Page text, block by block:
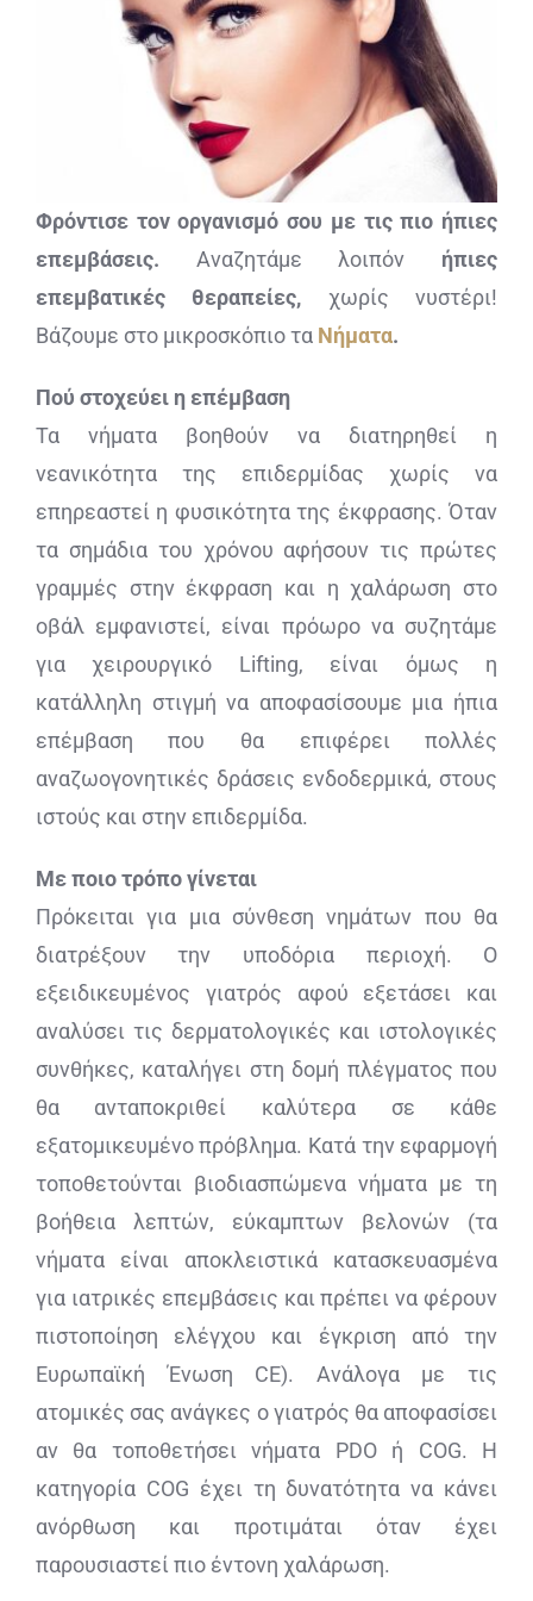
ΔΙΑΓΝΩΣΤΙΚΕΣ ΑΝΑΛΥΣΕΙΣ
BLOG
ΕΠΙΚΟΙΝΩΝΙΑ
Φρόντισε τον οργανισμό σου με τις πιο ήπιες
επεμβάσεις. Αναζητάμε λοιπόν ήπιες
επεμβατικές θεραπείες, χωρίς νυστέρι!
Βάζουμε στο μικροσκόπιο τα Νήματα.
Πού στοχεύει η επέμβαση
Τα νήματα βοηθούν να διατηρηθεί η
νεανικότητα της επιδερμίδας χωρίς να
επηρεαστεί η φυσικότητα της έκφρασης. Όταν
τα σημάδια του χρόνου αφήσουν τις πρώτες
γραμμές στην έκφραση και η χαλάρωση στο
οβάλ εμφανιστεί, είναι πρόωρο να συζητάμε
για χειρουργικό Lifting, είναι όμως η
κατάλληλη στιγμή να αποφασίσουμε μια ήπια
επέμβαση που θα επιφέρει πολλές
αναζωογονητικές δράσεις ενδοδερμικά, στους
ιστούς και στην επιδερμίδα.
Με ποιο τρόπο γίνεται
Πρόκειται για μια σύνθεση νημάτων που θα
διατρέξουν την υποδόρια περιοχή. Ο
εξειδικευμένος γιατρός αφού εξετάσει και
αναλύσει τις δερματολογικές και ιστολογικές
συνθήκες, καταλήγει στη δομή πλέγματος που
θα ανταποκριθεί καλύτερα σε κάθε
εξατομικευμένο πρόβλημα. Κατά την εφαρμογή
τοποθετούνται βιοδιασπώμενα νήματα με τη
βοήθεια λεπτών, εύκαμπτων βελονών (τα
νήματα είναι αποκλειστικά κατασκευασμένα
για ιατρικές επεμβάσεις και πρέπει να φέρουν
πιστοποίηση ελέγχου και έγκριση από την
Ευρωπαϊκή Ένωση CE). Ανάλογα με τις
ατομικές σας ανάγκες ο γιατρός θα αποφασίσει
αν θα τοποθετήσει νήματα PDO ή COG. Η
κατηγορία COG έχει τη δυνατότητα να κάνει
ανόρθωση και προτιμάται όταν έχει
παρουσιαστεί πιο έντονη χαλάρωση.